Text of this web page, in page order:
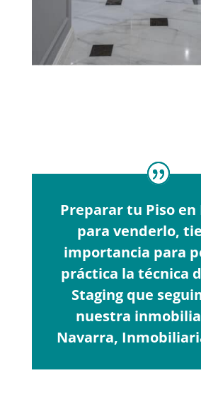
Preparar tu Piso en
para venderlo,
importancia para
práctica la técnica
Staging que
nuestra
Navarra,